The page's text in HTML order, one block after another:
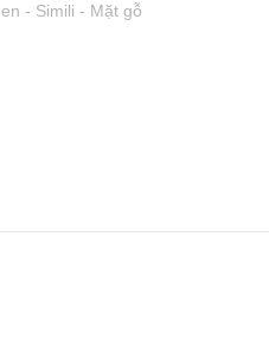
- Simili - Mặt gỗ
Việt Nam. Nơi sản xuất: Lô A2